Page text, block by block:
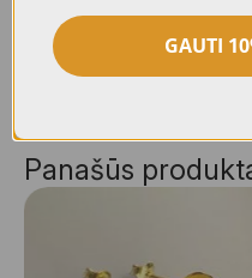
suteikiama
Panašūs
GAUTI